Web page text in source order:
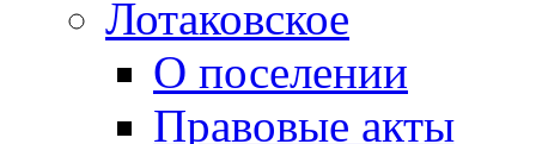
Лотаковское
О поселении
Правовые акты